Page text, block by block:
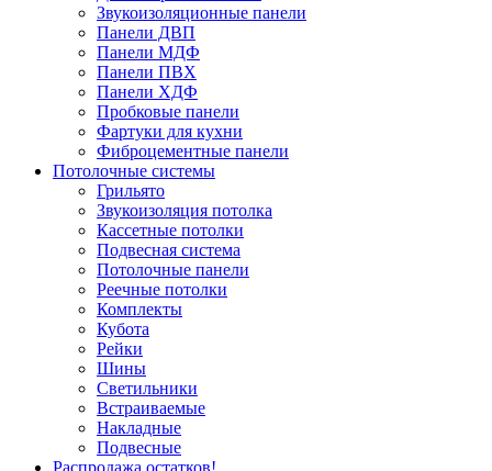
Звукоизоляционные панели
Панели ДВП
Панели МДФ
Панели ПВХ
Панели ХДФ
Пробковые панели
Фартуки для кухни
Фиброцементные панели
Потолочные системы
Грильято
Звукоизоляция потолка
Кассетные потолки
Подвесная система
Потолочные панели
Реечные потолки
Комплекты
Кубота
Рейки
Шины
Светильники
Встраиваемые
Накладные
Подвесные
Распродажа остатков!